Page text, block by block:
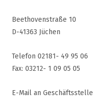
Beethovenstraße 10
D-41363 Jüchen
Telefon 02181- 49 95 06
Fax: 03212- 1 09 05 05
E-Mail an Geschäftsstelle